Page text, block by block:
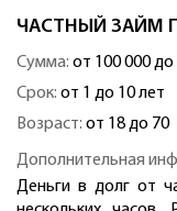
ЧАСТНЫЙ ЗАЙМ
Сумма: от 100 000 до
Срок: от 1 до 10 лет
Возраст: от 18 до 70
Дополнительная
Деньги в долг от